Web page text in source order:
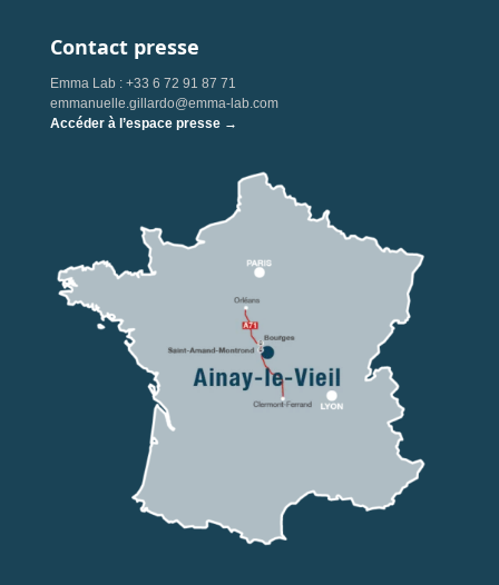
Contact presse
Emma Lab : +33 6 72 91 87 71
emmanuelle.gillardo@emma-lab.com
Accéder à l’espace presse →